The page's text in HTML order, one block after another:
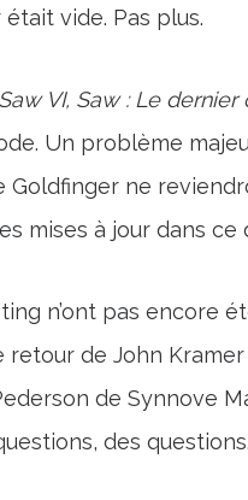
vide. Pas plus.
Saw VI, Saw : Le dernier
Un problème
Goldfinger ne
mises à jour dans ce
n’ont pas encore
de John Kramer
de Synnove
des questions.